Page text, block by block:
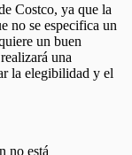
Costco, ya que la
no se especifica un
un buen
una
la elegibilidad y el
no está